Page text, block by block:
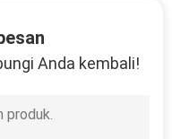
Anda kembali!